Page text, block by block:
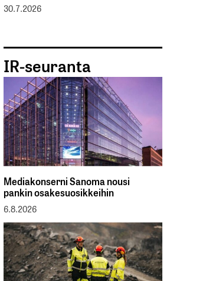
30.7.2026
IR-seuranta
Mediakonserni Sanoma nousi
pankin osakesuosikkeihin
6.8.2026